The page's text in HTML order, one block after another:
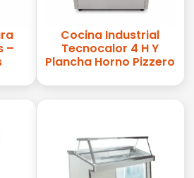
–
Cocina Industrial
Tecnocalor 4 H Y
Plancha Horno Pizzero